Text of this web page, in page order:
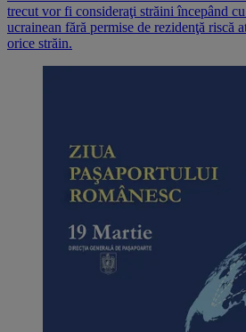
trecut vor fi consideraţi străini începând
ucrainean fără permise de rezidenţă riscă
orice străin.